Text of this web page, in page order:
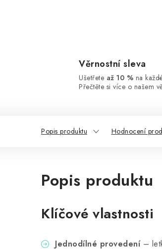
Věrnostní sleva
Ušetřete až 10 % na
Přečtěte si více o našem
Popis produktu Hodnocení
Popis produktu
Klíčové vlastnosti
Jednodílné provedení–